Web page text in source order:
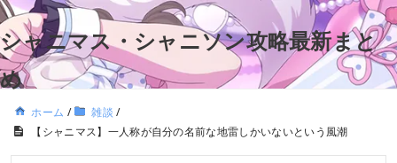
シャニマス・シャニソン攻略最新まと
め
ホーム / 雑談 /
【シャニマス】一人称が自分の名前な地雷しかいないという風潮